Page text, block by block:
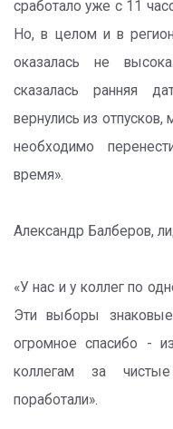
сработало уже с 11
Но, в целом и в
оказалась не
сказалась ранняя
вернулись из
необходимо
время».
Александр Балберов,
«У нас и у коллег по
Эти выборы
огромное спасибо -
коллегам за
поработали».